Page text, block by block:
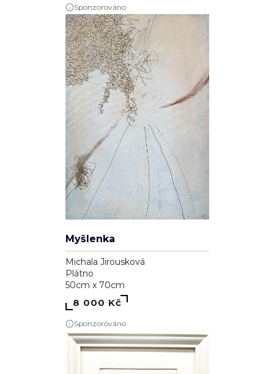
Sponzorováno
Myšlenka
Michala Jirousková
Plátno
50cm x 70cm
8 000 Kč
Sponzorováno